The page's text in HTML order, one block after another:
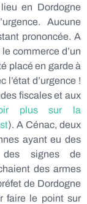
en Dordogne
Aucune
prononcée. A
commerce d’un
placé en garde à
l’état d’urgence !
fiscales et aux
plus sur la
). A Cénac, deux
ayant eu des
des signes de
des armes
de Dordogne
faire le point sur